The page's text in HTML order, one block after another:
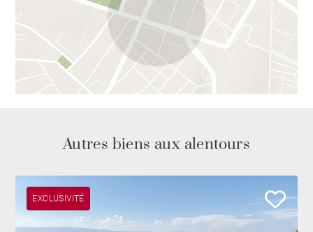
Autres biens aux alentours
EXCLUSIVITÉ